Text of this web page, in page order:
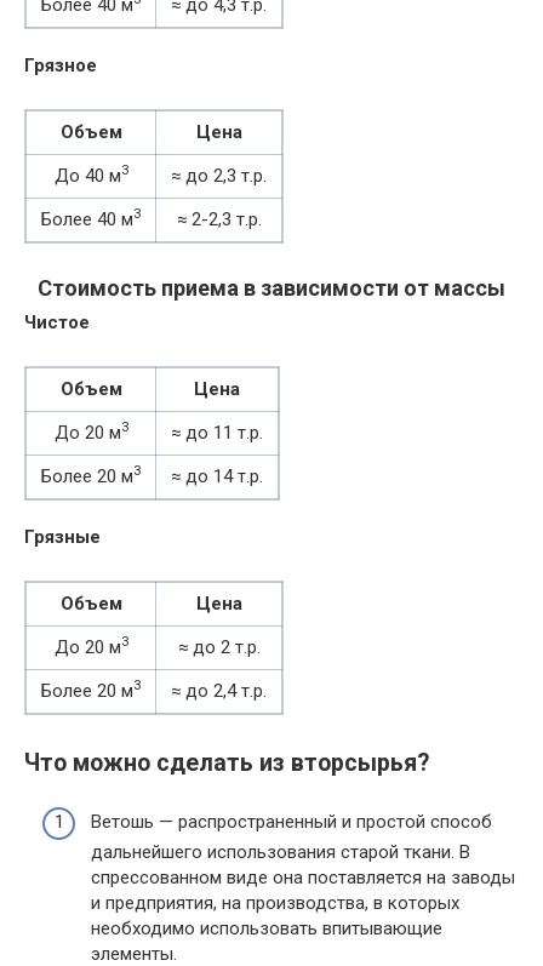
Более 40 м ≈ до 4,3 т.р.
Грязное
Объем
Цена
До 40 м3
≈ до 2,3 т.р.
Более 40 м3 ≈ 2-2,3 т.р.
Стоимость приема в зависимости от массы
Чистое
Объем
Цена
До 20 м3
≈ до 11 т.р.
Более 20 м3 ≈ до 14 т.р.
Грязные
Объем
Цена
До 20 м3
≈ до 2 т.р.
Более 20 м3 ≈ до 2,4 т.р.
Что можно сделать из вторсырья?
Ветошь — распространенный и простой способ
дальнейшего использования старой ткани. В
спрессованном виде она поставляется на заводы
и предприятия, на производства, в которых
необходимо использовать впитывающие
элементы.